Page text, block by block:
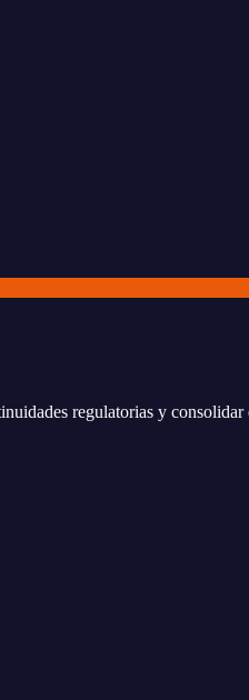
regulatorias y